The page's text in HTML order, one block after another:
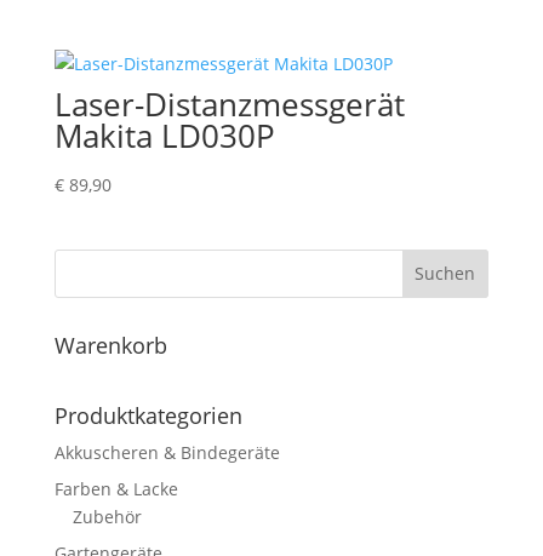
Laser-Distanzmessgerät
Makita LD030P
€89,90
Suchen
Warenkorb
Produktkategorien
Akkuscheren & Bindegeräte
Farben & Lacke
Zubehör